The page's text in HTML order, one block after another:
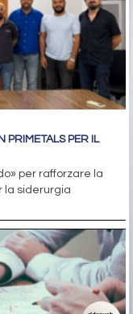
PRIMETALS PER IL
per rafforzare la
la siderurgia